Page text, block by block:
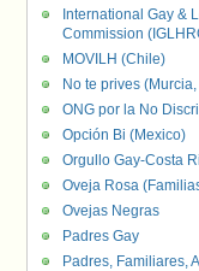
International Gay &
Commission
MOVILH (Chile)
No te prives
ONG por la No
Opción Bi (Mexico)
Orgullo Gay-Costa
Oveja Rosa
Ovejas Negras
Padres Gay
Padres, Familiares,